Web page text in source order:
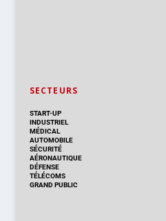
SECTEURS
START-UP
INDUSTRIEL
MÉDICAL
AUTOMOBILE
SÉCURITÉ
AÉRONAUTIQUE
DÉFENSE
TÉLÉCOMS
GRAND PUBLIC